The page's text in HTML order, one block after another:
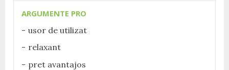
ARGUMENTE PRO
usor de utilizat
relaxant
pret avantajos